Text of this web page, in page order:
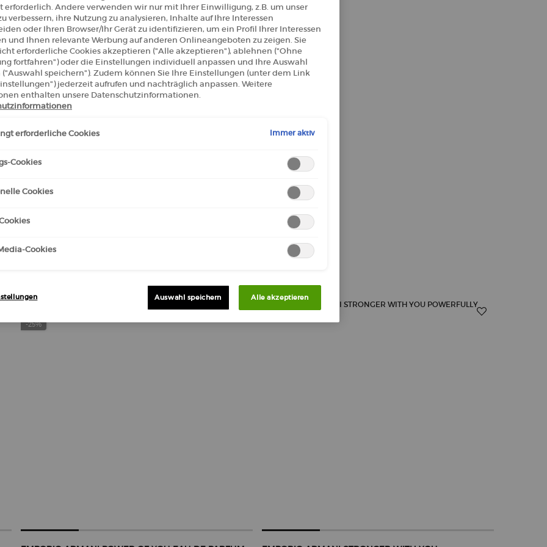
IN DEN WARENKORB
-25%
-25%
erforderlich. Andere verwenden wir nur mit Ihrer Einwilligung, z.B. um unser
verbessern, ihre Nutzung zu analysieren, Inhalte auf Ihre Interessen
oder Ihren Browser/Ihr Gerät zu identifizieren, um ein Profil Ihrer Interessen
und Ihnen relevante Werbung auf anderen Onlineangeboten zu zeigen. Sie
erforderliche Cookies akzeptieren ("Alle akzeptieren"), ablehnen ("Ohne
fortfahren") oder die Einstellungen individuell anpassen und Ihre Auswahl
("Auswahl speichern"). Zudem können Sie Ihre Einstellungen (unter dem Link
jederzeit aufrufen und nachträglich anpassen. Weitere
enthalten unsere Datenschutzinformationen.
erforderliche Cookies Immer aktiv
Cookies
Cookies
Cookies
Auswahl speichern Alle akzeptieren